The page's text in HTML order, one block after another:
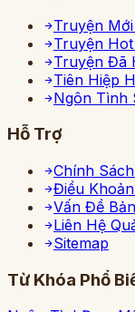
Truyện
Truyện
Truyện Đã
Tiên Hiệp
Ngôn Tình
Hỗ Trợ
Chính
Điều
Vấn Đề
Liên Hệ
Sitemap
Từ Khóa Phổ